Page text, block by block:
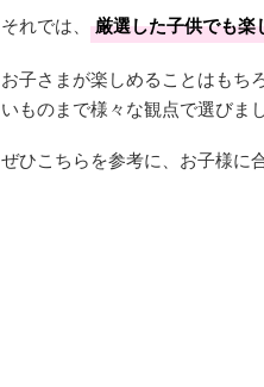
それでは、 厳選した子供でも楽
お子さまが楽しめることはもち
いものまで様々な観点で選びまし
ぜひこちらを参考に、お子様に